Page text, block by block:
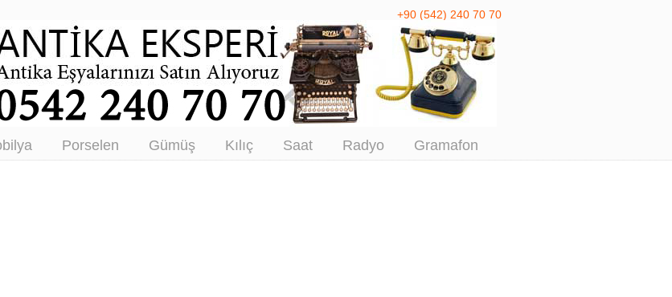
– Antika Eşya Alanlar – Antika Alım
+90 (542) 240 70 70
Porselen Gümüş Kılıç Saat Radyo Gramafon